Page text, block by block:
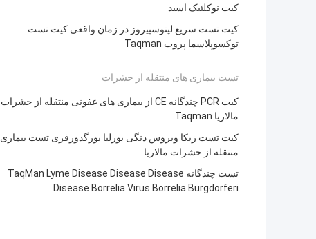
کیت نوکلئیک اسید
کیت تست سریع لپتوسپیروز در زمان واقعی کیت تست
توکسوپلاسما پروب Taqman
تست بیماری های منتقله از حشرات
کیت PCR چندگانه CE از بیماری های عفونی منتقله از حشرات
مالاریا Taqman
کیت تست زیکا ویروس دنگی بورلیا بورگدورفری تست بیماری
منتقله از حشرات مالاریا
تست چندگانه TaqMan Lyme Disease Disease Disease
Disease Borrelia Virus Borrelia Burgdorferi